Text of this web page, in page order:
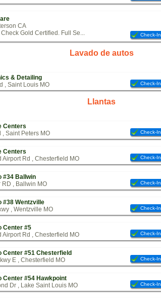
CA
Gold Certified. Full Se...
Check-In
Lavado de autos
& Detailing
, Saint Louis MO
Check-In
Llantas
Centers
Saint Peters MO
Check-In
Centers
Airport Rd , Chesterfield MO
Check-In
#34 Ballwin
, Ballwin MO
Check-In
#38 Wentzville
, Wentzville MO
Check-In
Center #5
Airport Rd , Chesterfield MO
Check-In
Center #51 Chesterfield
E , Chesterfield MO
Check-In
Center #54 Hawkpoint
Dr , Lake Saint Louis MO
Check-In